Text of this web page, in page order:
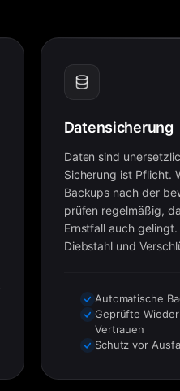
Datensicherung
Daten sind
Sicherung ist Pflicht.
Backups nach der
prüfen regelmäßig,
Ernstfall auch
Diebstahl und
Automatische
Geprüfte
Vertrauen
Schutz vor